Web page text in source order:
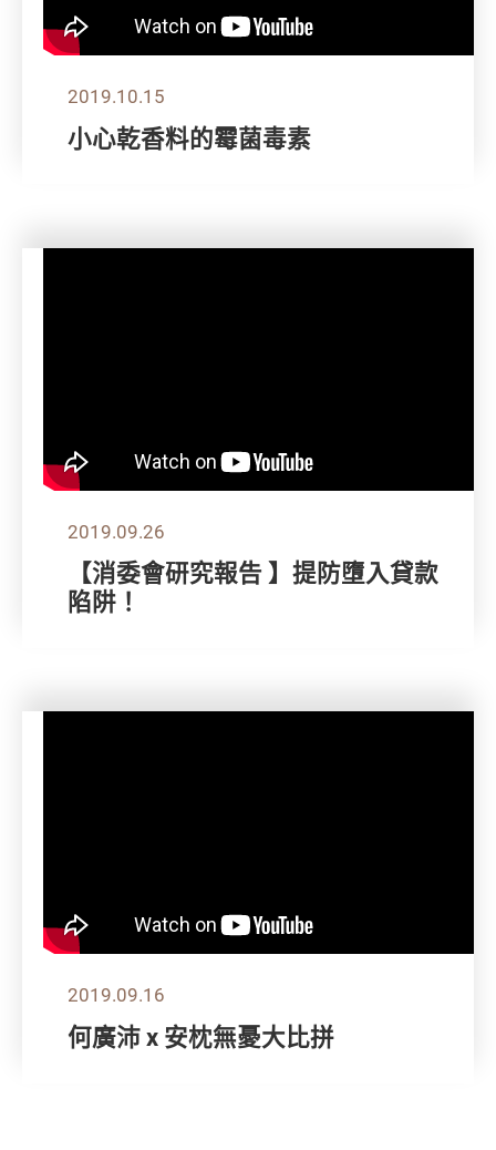
2019.10.15
小心乾香料的霉菌毒素
2019.09.26
【消委會研究報告 】提防墮入貸款
陷阱！
2019.09.16
何廣沛 x 安枕無憂大比拼